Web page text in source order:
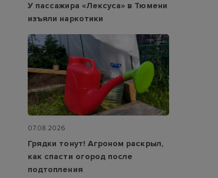
У пассажира «Лексуса» в Тюмени
изъяли наркотики
07.08.2026
Грядки тонут! Агроном раскрыл,
как спасти огород после
подтопления